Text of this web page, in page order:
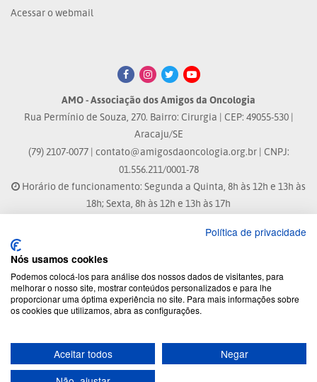
Acessar o webmail
AMO - Associação dos Amigos da Oncologia
Rua Permínio de Souza, 270. Bairro: Cirurgia | CEP: 49055-530 |
Aracaju/SE
(79) 2107-0077 | contato@amigosdaoncologia.org.br| CNPJ:
01.556.211/0001-78
Horário de funcionamento: Segunda a Quinta, 8h às 12h e 13h às
18h; Sexta, 8h às 12h e 13h às 17h
Site atualizado em: 07/08/2026 às 17:25h
® Marca Registrada
© 2026 - Todos os direitos reservados.
Desenvolvido por:
Política de privacidade
Nós usamos cookies
Podemos colocá-los para análise dos nossos dados de visitantes, para
melhorar o nosso site, mostrar conteúdos personalizados e para lhe
proporcionar uma óptima experiência no site. Para mais informações sobre
os cookies que utilizamos, abra as configurações.
Aceitar todos
Negar